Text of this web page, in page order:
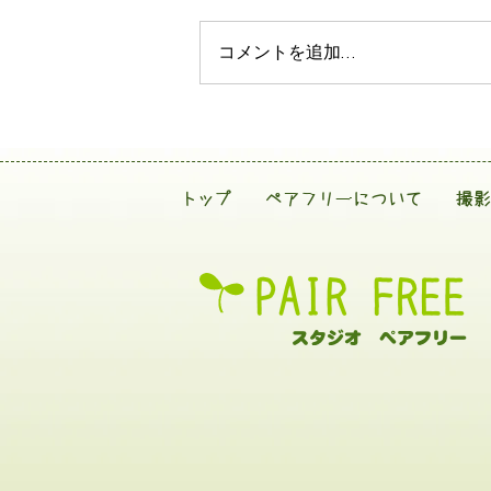
コメントを追加…
トップ ペアフリーについて 撮